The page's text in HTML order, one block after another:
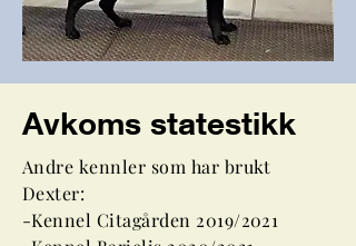
Avkoms statestikk
Andre kennler som har brukt
Dexter:
-Kennel Citagården 2019/2021